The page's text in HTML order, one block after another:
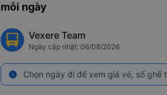
mỗi ngày
Vexere Team
Ngày cập nhật: 06/08/2026
info Chọn ngày đi để xem giá vé, số